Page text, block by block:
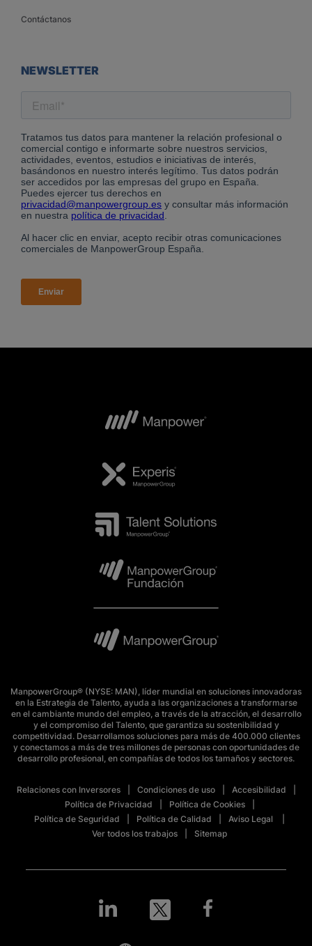
Contáctanos
NEWSLETTER
ManpowerGroup® (NYSE: MAN), líder mundial en soluciones innovadoras
en la Estrategia de Talento, ayuda a las organizaciones a transformarse
en el cambiante mundo del empleo, a través de la atracción, el desarrollo
y el compromiso del Talento, que garantiza su sostenibilidad y
competitividad. Desarrollamos soluciones para más de 400.000 clientes
y conectamos a más de tres millones de personas con oportunidades de
desarrollo profesional, en compañías de todos los tamaños y sectores.
Relaciones con Inversores Condiciones de uso
Accesibilidad
Política de Privacidad
Política de Cookies
Política de Seguridad
Política de Calidad
Aviso Legal
Ver todos los trabajos
Sitemap